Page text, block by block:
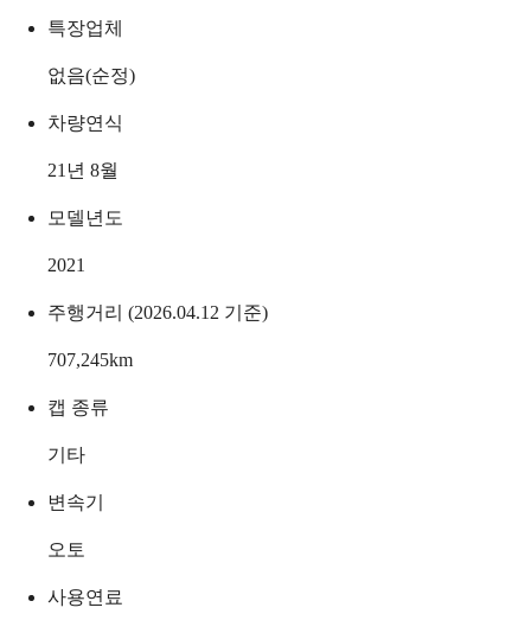
특장업체
없음(순정)
차량연식
21년 8월
모델년도
2021
주행거리 (2026.04.12 기준)
707,245km
캡 종류
기타
변속기
오토
사용연료